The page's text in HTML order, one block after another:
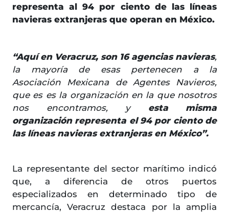
representa al 94 por ciento de las líneas
navieras extranjeras que operan en México.
“Aquí en Veracruz, son 16 agencias navieras,
la mayoría de esas pertenecen a la
Asociación Mexicana de Agentes Navieros,
que es es la organización en la que nosotros
nos encontramos, y esta misma
organización representa el 94 por ciento de
las líneas navieras extranjeras en México”.
La representante del sector marítimo indicó
que, a diferencia de otros puertos
especializados en determinado tipo de
mercancía, Veracruz destaca por la amplia